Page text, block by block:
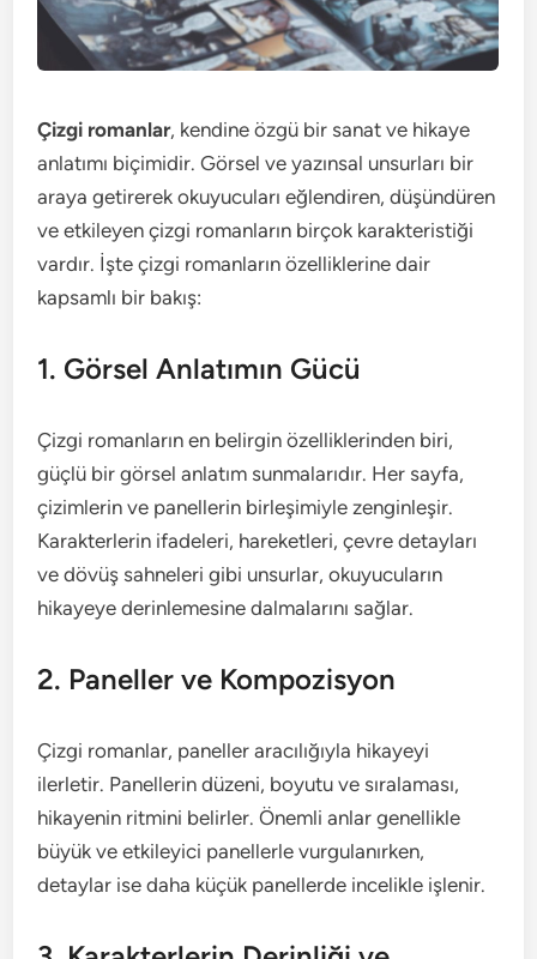
Çizgi romanlar, kendine özgü bir sanat ve hikaye
anlatımı biçimidir. Görsel ve yazınsal unsurları bir
araya getirerek okuyucuları eğlendiren, düşündüren
ve etkileyen çizgi romanların birçok karakteristiği
vardır. İşte çizgi romanların özelliklerine dair
kapsamlı bir bakış:
1. Görsel Anlatımın Gücü
Çizgi romanların en belirgin özelliklerinden biri,
güçlü bir görsel anlatım sunmalarıdır. Her sayfa,
çizimlerin ve panellerin birleşimiyle zenginleşir.
Karakterlerin ifadeleri, hareketleri, çevre detayları
ve dövüş sahneleri gibi unsurlar, okuyucuların
hikayeye derinlemesine dalmalarını sağlar.
2. Paneller ve Kompozisyon
Çizgi romanlar, paneller aracılığıyla hikayeyi
ilerletir. Panellerin düzeni, boyutu ve sıralaması,
hikayenin ritmini belirler. Önemli anlar genellikle
büyük ve etkileyici panellerle vurgulanırken,
detaylar ise daha küçük panellerde incelikle işlenir.